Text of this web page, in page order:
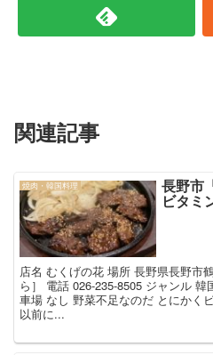
関連記事
焼肉・韓国料理 長野市
ビタミ
店名 むくげの花 場所 長野県長野市
ら］ 電話 026-235-8505 ジャンル
車場 なし 野菜不足なのだ とにかく
以前に...